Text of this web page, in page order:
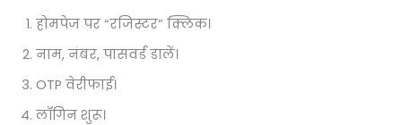
होमपेज पर “रजिस्टर” क्लिक।
नाम, नंबर, पासवर्ड डालें।
OTP वेरीफाई।
लॉगिन शुरू।